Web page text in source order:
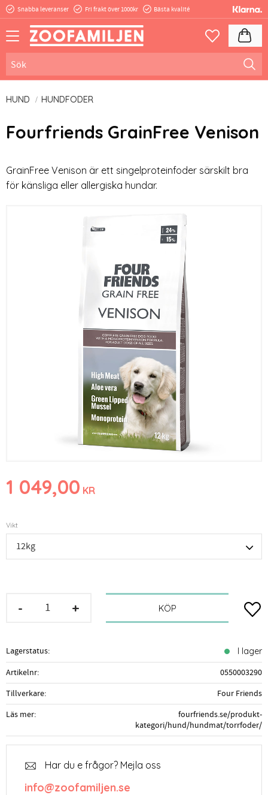
Snabba leveranser Fri frakt över 1000kr Bästa kvalité
Favoriter
HUND HUNDFODER
Fourfriends GrainFree Venison
GrainFree Venison är ett singelproteinfoder särskilt bra
för känsliga eller allergiska hundar.
1 049,00 KR
Vikt
+
- KÖP
Lagerstatus I lager
Artikelnr
0550003290
Tillverkare
Four Friends
Läs mer
fourfriends.se/produkt-
kategori/hund/hundmat/torrfoder/
Har du e frågor? Mejla oss
info@zoofamiljen.se